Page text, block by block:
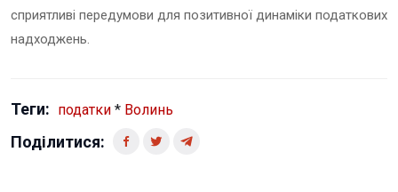
сприятливі передумови для позитивної динаміки податкових
надходжень.
Теги: податки * Волинь
Поділитися: